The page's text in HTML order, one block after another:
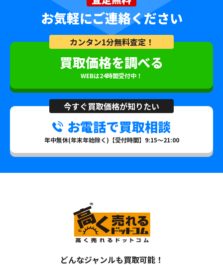
お気軽にご連絡ください
カンタン1分無料査定！
買取価格を調べる
WEBは24時間受付中！
今すぐ買取価格が知りたい
お電話で買取相談
年中無休(年末年始除く)【受付時間】9:15～21:00
どんなジャンルも買取可能！